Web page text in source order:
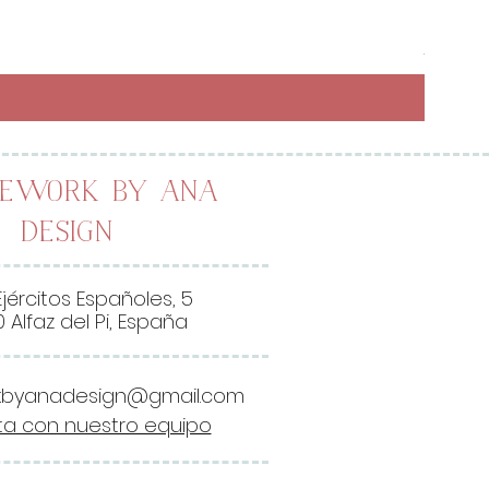
26,00
2
,
0
by Ana
Design
Españoles, 5
Alfaz del Pi, España
con nuestro equipo